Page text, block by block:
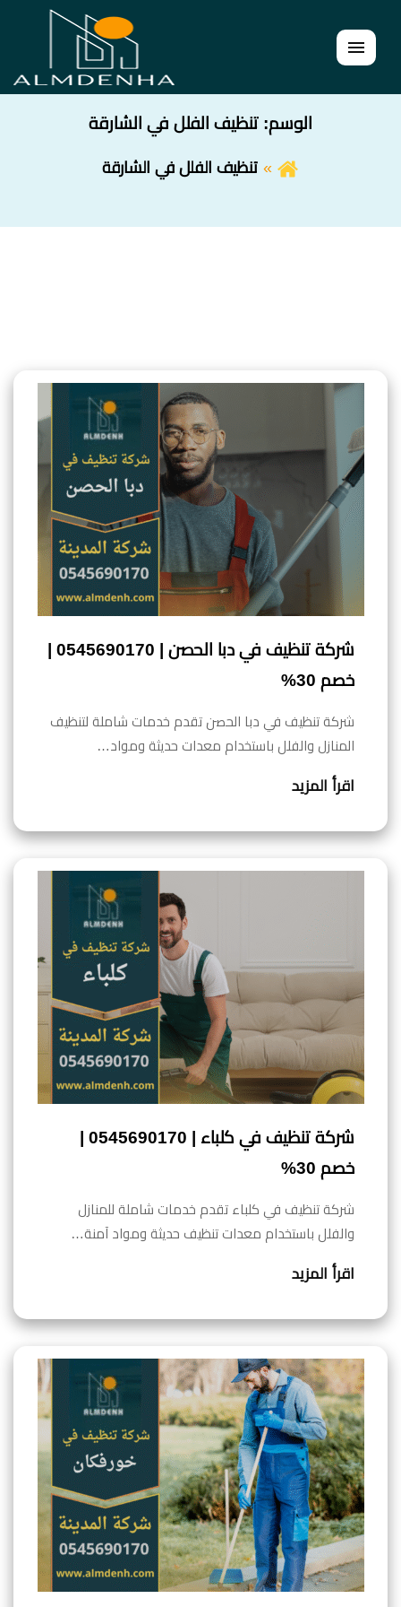
القائمة
الوسم: تنظيف الفلل في الشارقة
تنظيف الفلل في الشارقة
خصم 30%
شركة تنظيف في دبا الحصن تقدم خدمات شاملة لتنظيف
المنازل والفلل باستخدام معدات حديثة ومواد…
اقرأ المزيد
خصم 30%
شركة تنظيف في كلباء تقدم خدمات شاملة للمنازل
والفلل باستخدام معدات تنظيف حديثة ومواد آمنة…
اقرأ المزيد